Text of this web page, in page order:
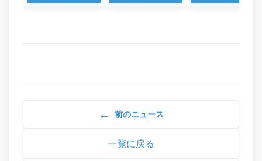
← 前のニュース
一覧に戻る